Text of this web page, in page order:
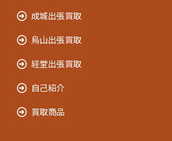
成城出張買取
烏山出張買取
経堂出張買取
自己紹介
買取商品